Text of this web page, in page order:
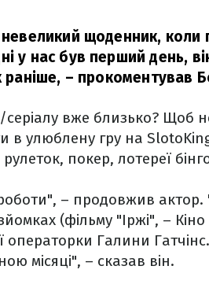
щоденник, коли
у нас був перший день,
раніше, – прокоментував
серіалу вже близько? Щоб
в улюблену гру на
рулеток, покер, лотереї
– продовжив
(фільму "Іржі", –
Галини
місяці", – сказав він.